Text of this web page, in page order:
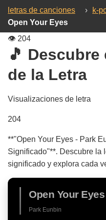
letras de canciones › k-
Open Your Eyes
👁️ 204
🎵
de la Letra
Visualizaciones de letra
204
**"Open Your Eyes - Park
Significado"**. Descubre la
significado y explora cada
Open Your Eyes
Park Eunbin